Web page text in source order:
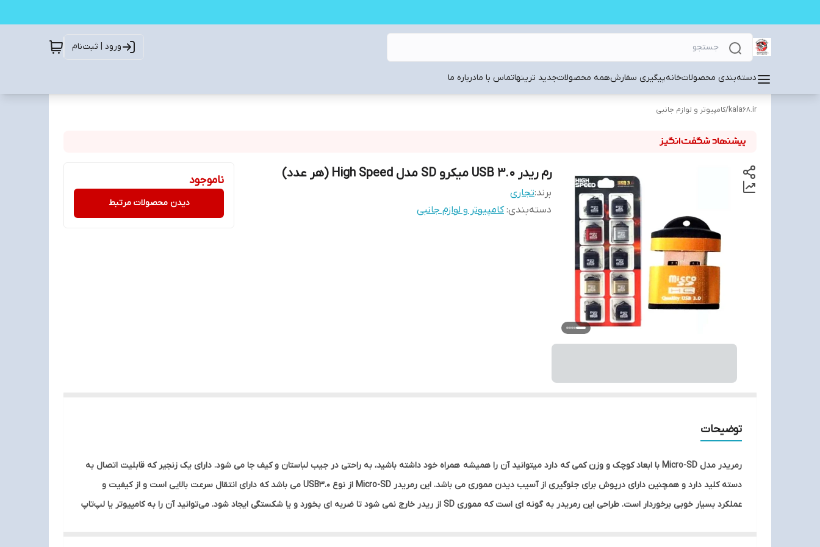
ورود | ثبت‌نام
دسته‌بندی محصولاتخانهپیگیری سفارشهمه محصولاتجدید ترینهاتماس با مادرباره ما
kala68.ir
/کامپیوتر و لوازم جانبی
رم ریدر USB 3.0 میکرو SD مدل High Speed (هر عدد)
برند:تجاری
دسته‌بندی:کامپیوتر و لوازم جانبی
ناموجود
دیدن محصولات مرتبط
توضیحات
رمریدر مدل Micro-SD با ابعاد کوچک و وزن کمی که دارد میتوانید آن را همیشه همراه خود داشته باشید، به راحتی در جیب لباستان و کیف جا می شود. دارای یک زنجیر که قابلیت اتصال به
دسته کلید دارد و همچنین دارای درپوش برای جلوگیری از آسیب دیدن مموری می باشد. این رمریدر Micro-SD از نوع USB3.0 می باشد که دارای انتقال سرعت بالایی است و از کیفیت و
عملکرد بسیار خوبی برخوردار است. طراحی این رمریدر به گونه ای است که مموری SD از ریدر خارج نمی شود تا ضربه ای بخورد و یا شکستگی ایجاد شود. می‌توانید آن را به کامپیوتر یا لپ‌تاپ